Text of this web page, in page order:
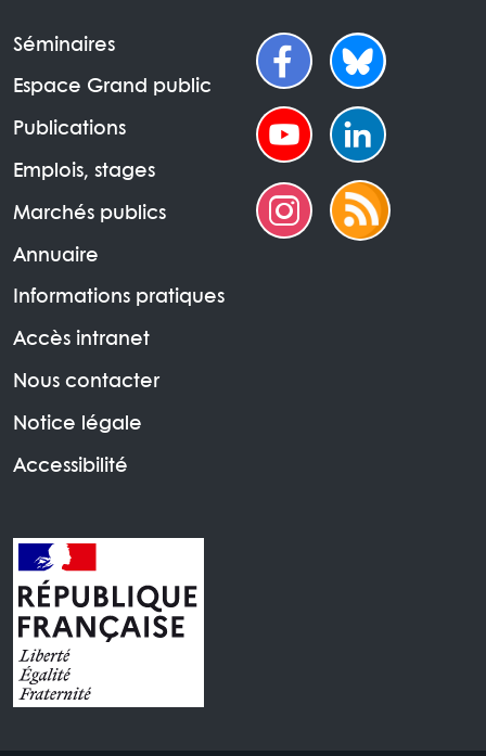
Séminaires
Espace Grand public
Publications
Emplois, stages
Marchés publics
Annuaire
Informations pratiques
Accès intranet
Nous contacter
Notice légale
Accessibilité